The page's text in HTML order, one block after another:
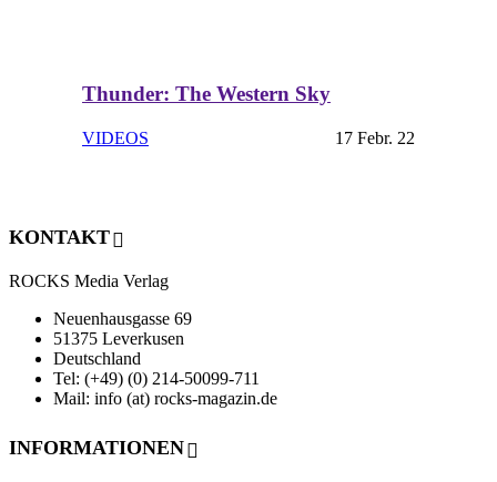
Thunder: The Western Sky
VIDEOS 17 Febr. 22
KONTAKT
ROCKS Media Verlag
Neuenhausgasse 69
51375 Leverkusen
Deutschland
Tel: (+49) (0) 214-50099-711
Mail: info (at) rocks-magazin.de
INFORMATIONEN